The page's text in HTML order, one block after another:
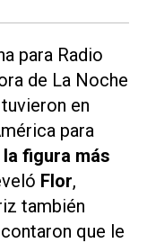
para Radio
de La Noche
en
para
figura más
Flor,
también
que le